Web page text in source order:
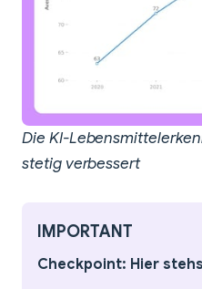
Die KI-
stetig verbessert
IMPORTANT
Checkpoint: Hier